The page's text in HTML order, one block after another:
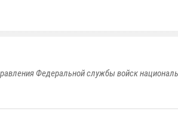
Федеральной службы войск